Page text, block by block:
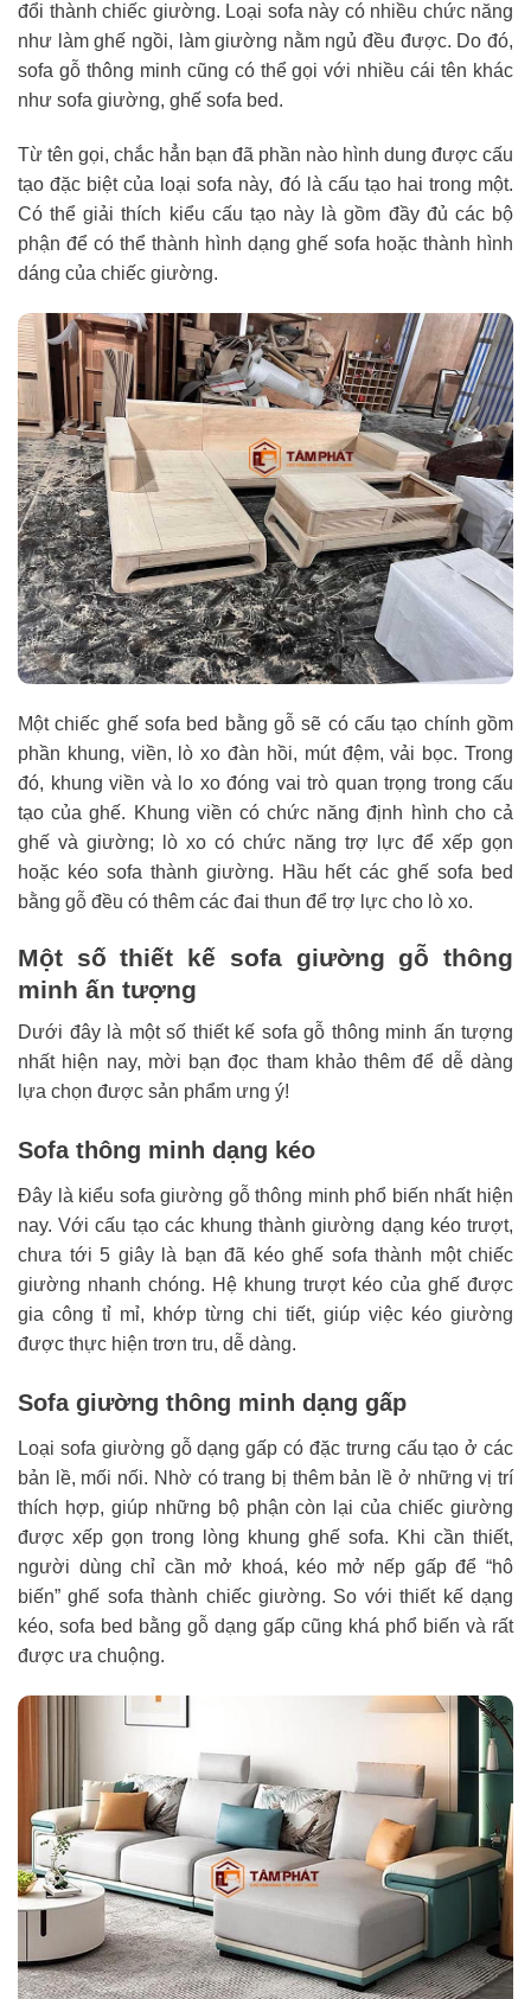
đổi thành chiếc giường. Loại sofa này có nhiều chức năng
như làm ghế ngồi, làm giường nằm ngủ đều được. Do đó,
sofa gỗ thông minh cũng có thể gọi với nhiều cái tên khác
như sofa giường, ghế sofa bed.
Từ tên gọi, chắc hẳn bạn đã phần nào hình dung được cấu
tạo đặc biệt của loại sofa này, đó là cấu tạo hai trong một.
Có thể giải thích kiểu cấu tạo này là gồm đầy đủ các bộ
phận để có thể thành hình dạng ghế sofa hoặc thành hình
dáng của chiếc giường.
Một chiếc ghế sofa bed bằng gỗ sẽ có cấu tạo chính gồm
phần khung, viền, lò xo đàn hồi, mút đệm, vải bọc. Trong
đó, khung viền và lo xo đóng vai trò quan trọng trong cấu
tạo của ghế. Khung viền có chức năng định hình cho cả
ghế và giường; lò xo có chức năng trợ lực để xếp gọn
hoặc kéo sofa thành giường. Hầu hết các ghế sofa bed
bằng gỗ đều có thêm các đai thun để trợ lực cho lò xo.
Một số thiết kế sofa giường gỗ thông
minh ấn tượng
Dưới đây là một số thiết kế sofa gỗ thông minh ấn tượng
nhất hiện nay, mời bạn đọc tham khảo thêm để dễ dàng
lựa chọn được sản phẩm ưng ý!
Sofa thông minh dạng kéo
Đây là kiểu sofa giường gỗ thông minh phổ biến nhất hiện
nay. Với cấu tạo các khung thành giường dạng kéo trượt,
chưa tới 5 giây là bạn đã kéo ghế sofa thành một chiếc
giường nhanh chóng. Hệ khung trượt kéo của ghế được
gia công tỉ mỉ, khớp từng chi tiết, giúp việc kéo giường
được thực hiện trơn tru, dễ dàng.
Sofa giường thông minh dạng gấp
Loại sofa giường gỗ dạng gấp có đặc trưng cấu tạo ở các
bản lề, mối nối. Nhờ có trang bị thêm bản lề ở những vị trí
thích hợp, giúp những bộ phận còn lại của chiếc giường
được xếp gọn trong lòng khung ghế sofa. Khi cần thiết,
người dùng chỉ cần mở khoá, kéo mở nếp gấp để “hô
biến” ghế sofa thành chiếc giường. So với thiết kế dạng
kéo, sofa bed bằng gỗ dạng gấp cũng khá phổ biến và rất
được ưa chuộng.